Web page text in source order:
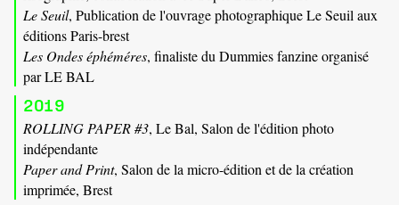
Le Seuil, Publication de l'ouvrage photographique Le Seuil aux
éditions Paris-brest
Les Ondes éphéméres, finaliste du Dummies fanzine organisé
par LE BAL
2019
ROLLING PAPER #3, Le Bal, Salon de l'édition photo
indépendante
Paper and Print, Salon de la micro-édition et de la création
imprimée, Brest